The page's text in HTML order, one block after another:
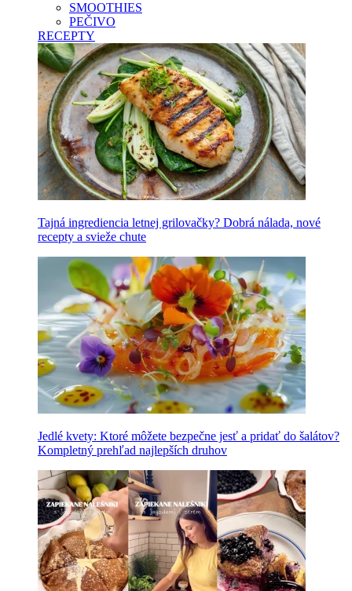
SMOOTHIES
PEČIVO
RECEPTY
Tajná ingrediencia letnej grilovačky? Dobrá nálada, nové
recepty a svieže chute
Jedlé kvety: Ktoré môžete bezpečne jesť a pridať do šalátov?
Kompletný prehľad najlepších druhov